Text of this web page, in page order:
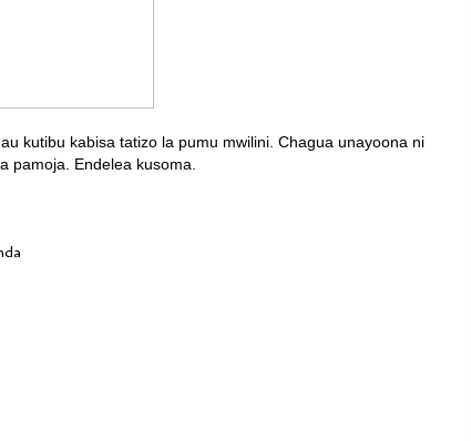
kutibu kabisa tatizo la pumu mwilini. Chagua unayoona ni
pamoja. Endelea kusoma.